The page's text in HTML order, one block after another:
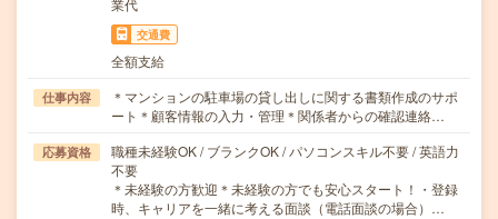
業代
交通費
全額支給
仕事内容
＊マンションの駐車場の貸し出しに関する書類作成のサポ
ート＊顧客情報の入力・管理＊関係者からの確認連絡…
応募資格
職種未経験OK / ブランクOK / パソコンスキル不要 / 英語力
不要
＊未経験の方歓迎＊未経験の方でも安心スタート！・登録
時、キャリアを一緒に考える面談（電話面談の場合）…